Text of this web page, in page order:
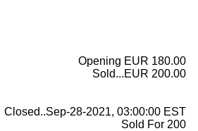
Opening EUR 180.00
Sold...EUR 200.00
Closed..Sep-28-2021, 03:00:00 EST
Sold For 200